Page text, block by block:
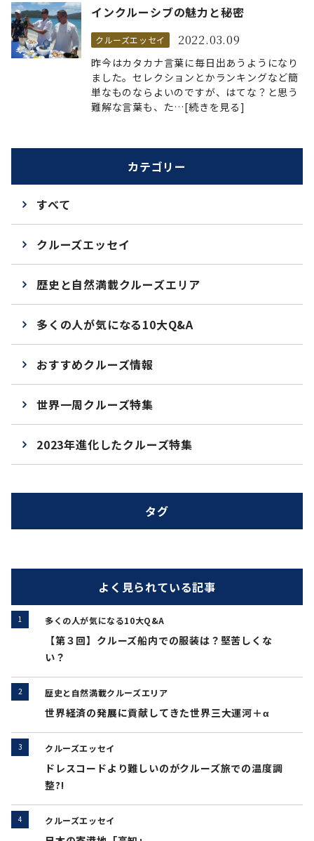
インクルーシブの魅力と秘密
クルーズエッセイ 2022.03.09
昨今はカタカナ言葉に毎日出あうようになり
ました。セレクションとかランキングなど簡
単なものならよいのですが、はてな？と思う
難解な言葉も、た…[続きを見る]
カテゴリー
すべて
クルーズエッセイ
歴史と自然満載クルーズエリア
多くの人が気になる10大Q&A
おすすめクルーズ情報
世界一周クルーズ特集
2023年進化したクルーズ特集
タグ
よく見られている記事
多くの人が気になる10大Q&A
【第３回】クルーズ船内での服装は？堅苦しくな
い？
歴史と自然満載クルーズエリア
世界経済の発展に貢献してきた世界三大運河＋α
クルーズエッセイ
ドレスコードより難しいのがクルーズ旅での温度調
整?!
クルーズエッセイ